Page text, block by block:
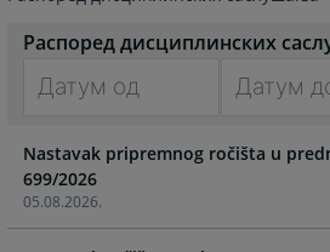
Распоред дисциплинских
forward
to
interact
with
forward
with
05.08.2026.
Nastavak pripremnog ročišta u
699/2026